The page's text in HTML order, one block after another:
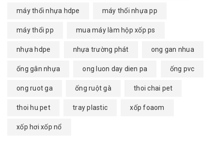
máy thổi nhựa hdpe máy thổi nhựa pp
máy thổi pp mua máy làm hộp xốp ps
nhựa hdpe nhựa trường phát ong gan nhua
ống gân nhựa ong luon day dien pa ống pvc
ong ruot ga ống ruột gà thoi chai pet
thoi hu pet tray plastic xốp foaom
xốp hơi xốp nổ